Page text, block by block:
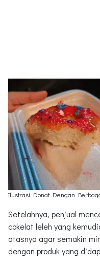
Ilustrasi Donat Dengan
Setelahnya, penjual
cokelat leleh yang
atasnya agar semakin
dengan produk yang